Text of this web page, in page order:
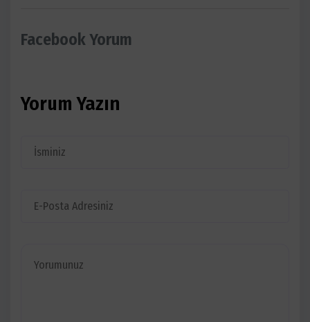
Facebook Yorum
Yorum Yazın